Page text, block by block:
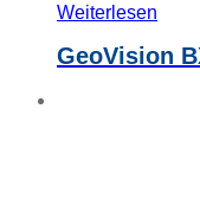
Weiterlesen
GeoVision